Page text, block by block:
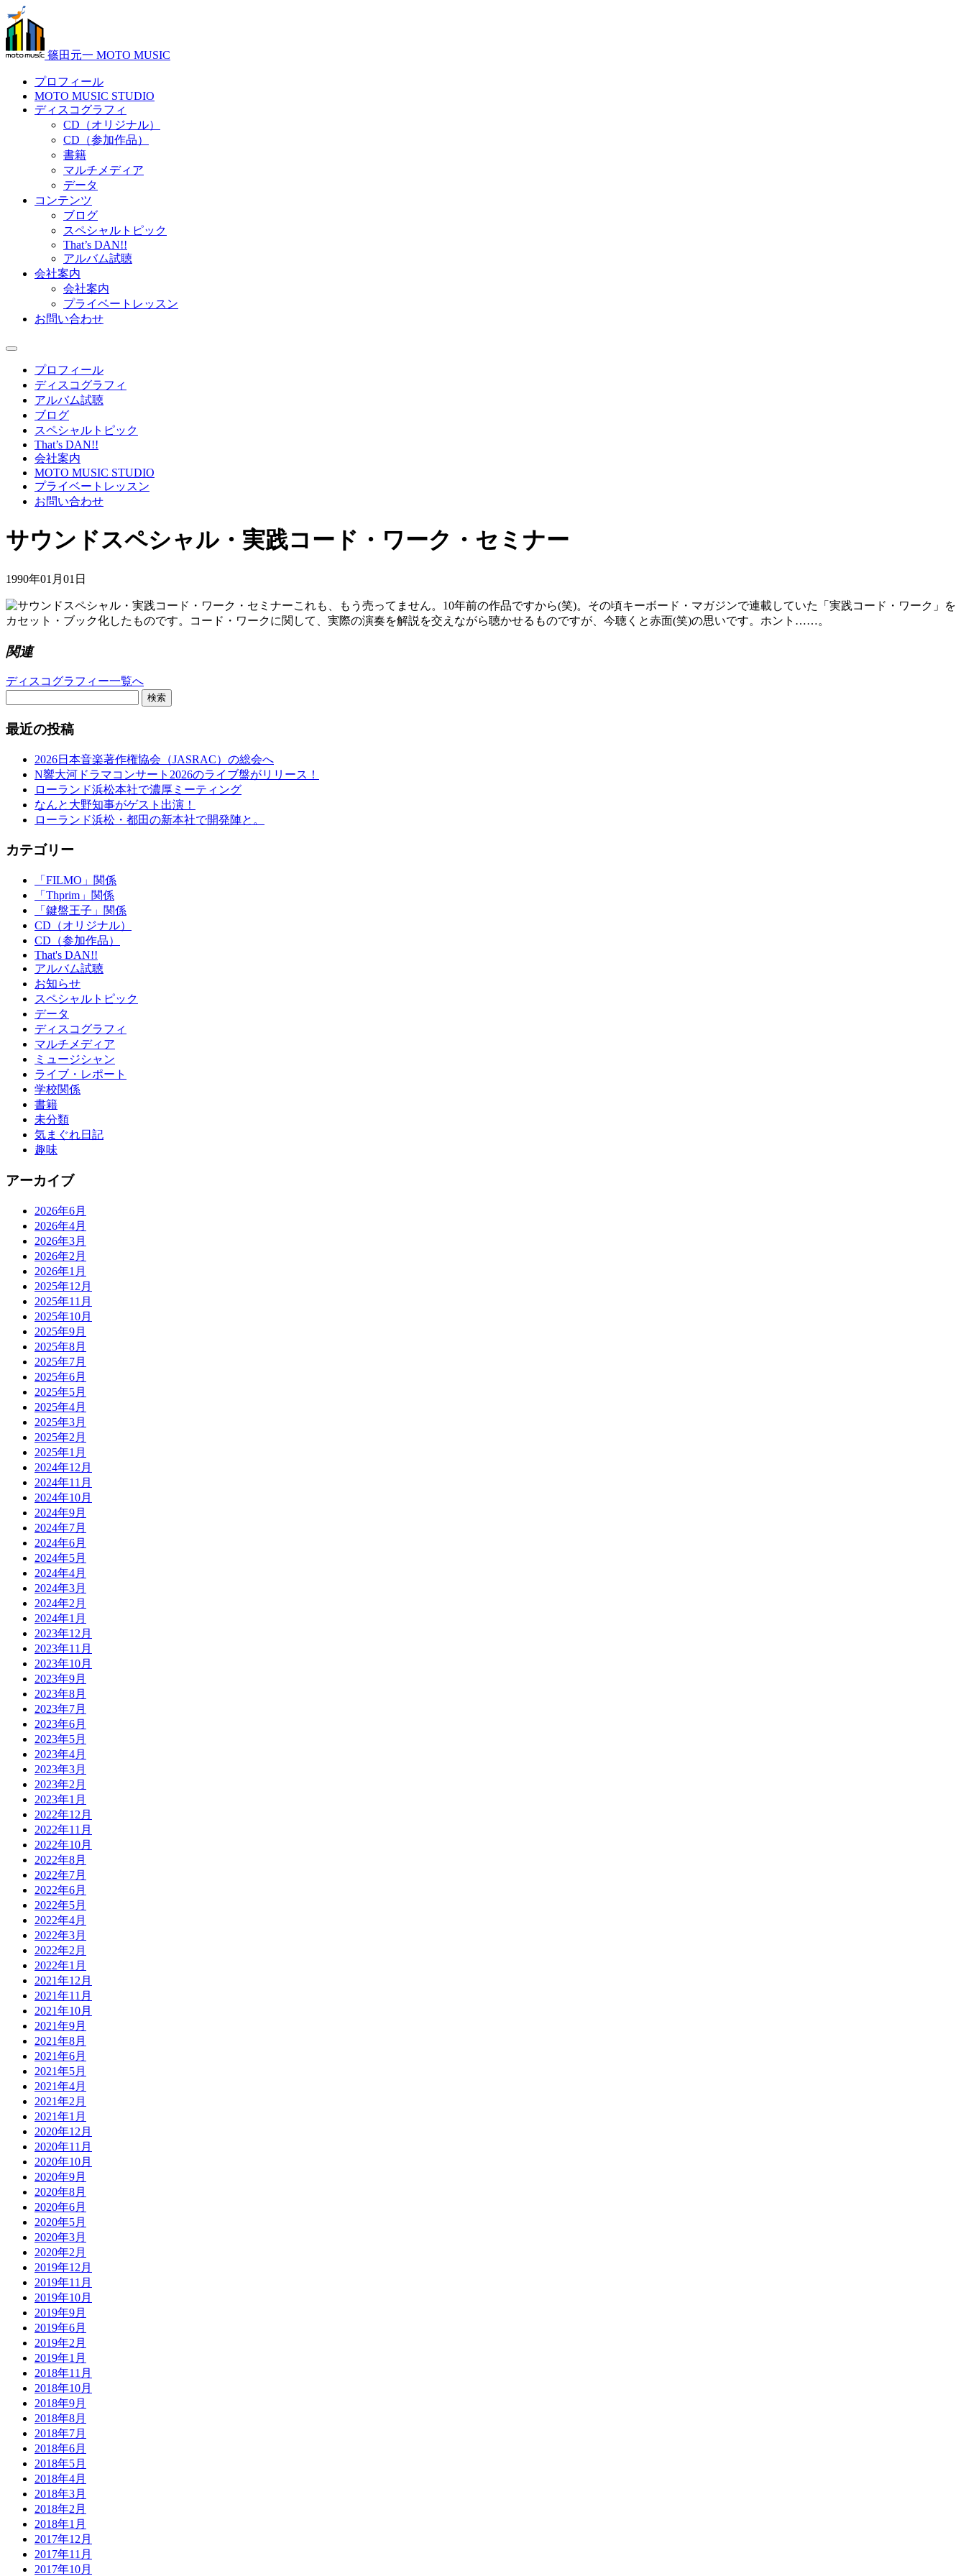
篠田元一 MOTO MUSIC
プロフィール
MOTO MUSIC STUDIO
ディスコグラフィ
CD（オリジナル）
CD（参加作品）
書籍
マルチメディア
データ
コンテンツ
ブログ
スペシャルトピック
That’s DAN!!
アルバム試聴
会社案内
会社案内
プライベートレッスン
お問い合わせ
プロフィール
ディスコグラフィ
アルバム試聴
ブログ
スペシャルトピック
That’s DAN!!
会社案内
MOTO MUSIC STUDIO
プライベートレッスン
お問い合わせ
サウンドスペシャル・実践コード・ワーク・セミナー
1990年01月01日
これも、もう売ってません。10年前の作品ですから(笑)。その頃キーボード・マガジンで連載していた「実践コード・ワーク」を
カセット・ブック化したものです。コード・ワークに関して、実際の演奏を解説を交えながら聴かせるものですが、今聴くと赤面(笑)の思いです。ホント……。
関連
ディスコグラフィー一覧へ
検索
最近の投稿
2026日本音楽著作権協会（JASRAC）の総会へ
N響大河ドラマコンサート2026のライブ盤がリリース！
ローランド浜松本社で濃厚ミーティング
なんと大野知事がゲスト出演！
ローランド浜松・都田の新本社で開発陣と。
カテゴリー
「FILMO」関係
「Thprim」関係
「鍵盤王子」関係
CD（オリジナル）
CD（参加作品）
That's DAN!!
アルバム試聴
お知らせ
スペシャルトピック
データ
ディスコグラフィ
マルチメディア
ミュージシャン
ライブ・レポート
学校関係
書籍
未分類
気まぐれ日記
趣味
アーカイブ
2026年6月
2026年4月
2026年3月
2026年2月
2026年1月
2025年12月
2025年11月
2025年10月
2025年9月
2025年8月
2025年7月
2025年6月
2025年5月
2025年4月
2025年3月
2025年2月
2025年1月
2024年12月
2024年11月
2024年10月
2024年9月
2024年7月
2024年6月
2024年5月
2024年4月
2024年3月
2024年2月
2024年1月
2023年12月
2023年11月
2023年10月
2023年9月
2023年8月
2023年7月
2023年6月
2023年5月
2023年4月
2023年3月
2023年2月
2023年1月
2022年12月
2022年11月
2022年10月
2022年8月
2022年7月
2022年6月
2022年5月
2022年4月
2022年3月
2022年2月
2022年1月
2021年12月
2021年11月
2021年10月
2021年9月
2021年8月
2021年6月
2021年5月
2021年4月
2021年2月
2021年1月
2020年12月
2020年11月
2020年10月
2020年9月
2020年8月
2020年6月
2020年5月
2020年3月
2020年2月
2019年12月
2019年11月
2019年10月
2019年9月
2019年6月
2019年2月
2019年1月
2018年11月
2018年10月
2018年9月
2018年8月
2018年7月
2018年6月
2018年5月
2018年4月
2018年3月
2018年2月
2018年1月
2017年12月
2017年11月
2017年10月